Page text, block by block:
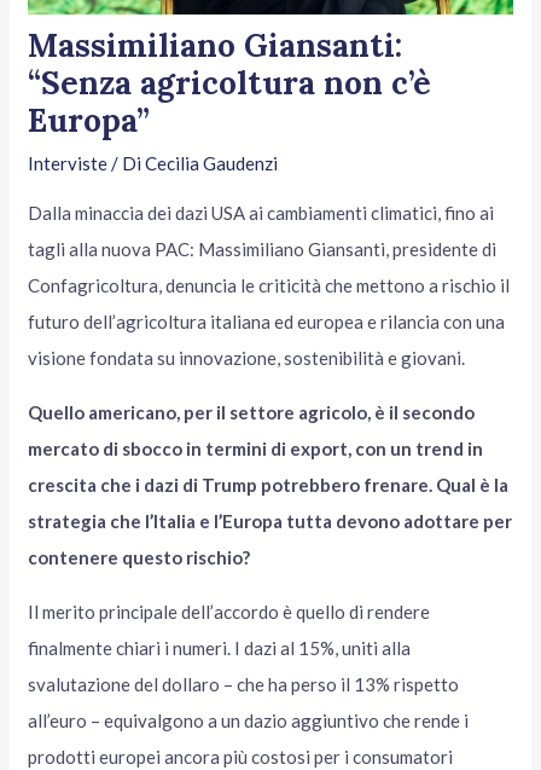
Massimiliano Giansanti:
“Senza agricoltura non c’è
Europa”
Interviste/ DiCecilia Gaudenzi
Dalla minaccia dei dazi USA ai cambiamenti climatici, fino ai
tagli alla nuova PAC: Massimiliano Giansanti, presidente di
Confagricoltura, denuncia le criticità che mettono a rischio il
futuro dell’agricoltura italiana ed europea e rilancia con una
visione fondata su innovazione, sostenibilità e giovani.
Quello americano, per il settore agricolo, è il secondo
mercato di sbocco in termini di export, con un trend in
crescita che i dazi di Trump potrebbero frenare. Qual è la
strategia che l’Italia e l’Europa tutta devono adottare per
contenere questo rischio?
Il merito principale dell’accordo è quello di rendere
finalmente chiari i numeri. I dazi al 15%, uniti alla
svalutazione del dollaro – che ha perso il 13% rispetto
all’euro – equivalgono a un dazio aggiuntivo che rende i
prodotti europei ancora più costosi per i consumatori